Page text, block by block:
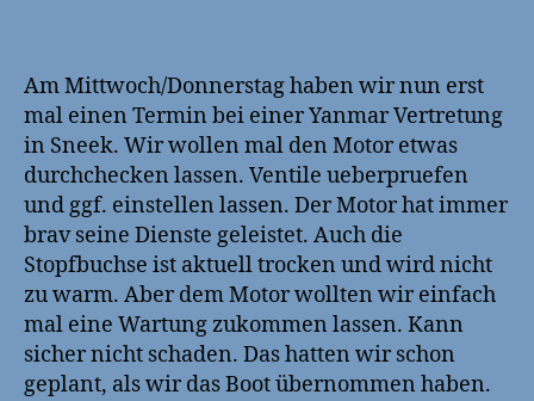
Am Mittwoch/Donnerstag haben wir nun erst
mal einen Termin bei einer Yanmar Vertretung
in Sneek. Wir wollen mal den Motor etwas
durchchecken lassen. Ventile ueberpruefen
und ggf. einstellen lassen. Der Motor hat immer
brav seine Dienste geleistet. Auch die
Stopfbuchse ist aktuell trocken und wird nicht
zu warm. Aber dem Motor wollten wir einfach
mal eine Wartung zukommen lassen. Kann
sicher nicht schaden. Das hatten wir schon
geplant, als wir das Boot übernommen haben.